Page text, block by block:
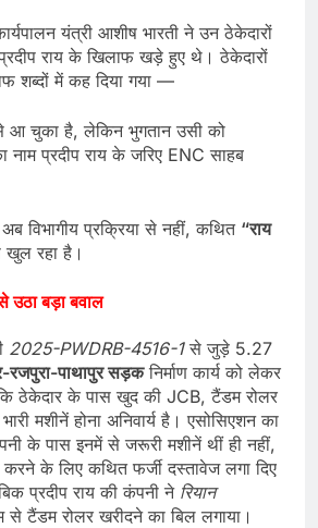
यंत्री आशीष भारती ने उन ठेकेदारों
राय के खिलाफ खड़े हुए थे। ठेकेदारों
शब्दों में कह दिया गया —
से आ चुका है, लेकिन भुगतान उसी को
नाम प्रदीप राय के जरिए ENC साहब
विभागीय प्रक्रिया से नहीं, कथित “राय
रहा है।
बड़ा बवाल
2025-PWDRB-4516-1से जुड़े 5.27
रजपुरा-पाथापुर सड़कनिर्माण कार्य को लेकर
ठेकेदार के पास खुद की JCB, टैंडम रोलर
मशीनें होना अनिवार्य है। एसोसिएशन का
के पास इनमें से जरूरी मशीनें थीं ही नहीं,
करने के लिए कथित फर्जी दस्तावेज लगा दिए
प्रदीप राय की कंपनी ने रियान
टैंडम रोलर खरीदने का बिल लगाया।